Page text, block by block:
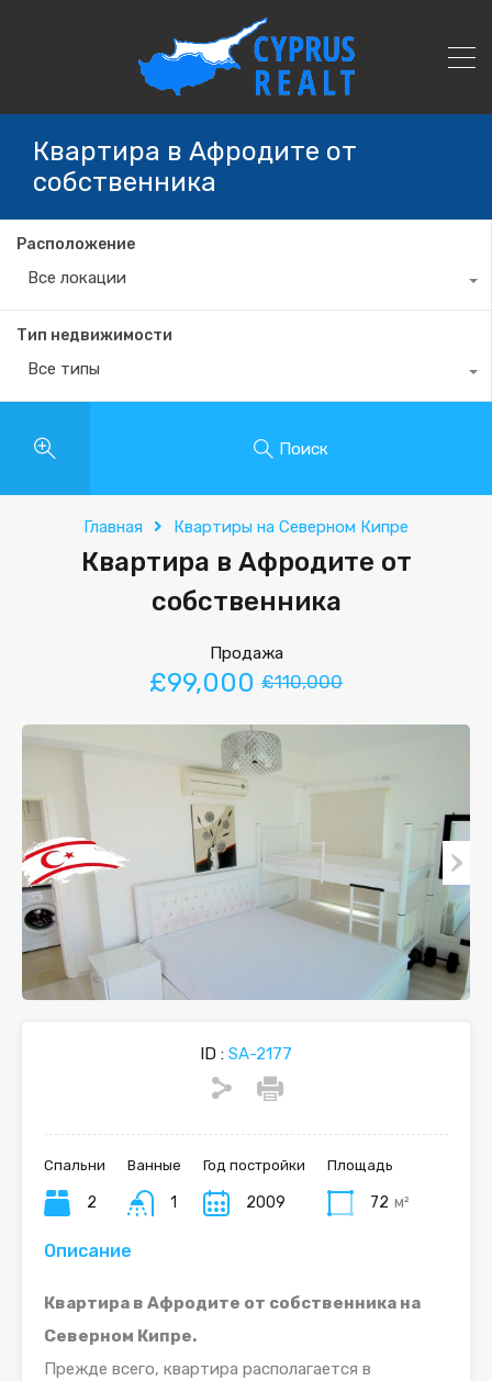
Квартира в Афродите от
собственника
Расположение
Все локации
Тип недвижимости
Все типы
Поиск
Главная Квартиры на Северном Кипре
Квартира в Афродите от
собственника
Продажа
£99,000 £110,000
ID : SA-2177
Спальни
2
Ванные
1
Год постройки
2009
Площадь
72 м²
Описание
Квартира в Афродите от собственника на
Северном Кипре.
Прежде всего, квартира располагается в